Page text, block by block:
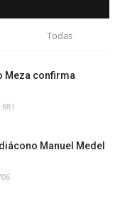
Todas
Meza confirma
881
Manuel Medel